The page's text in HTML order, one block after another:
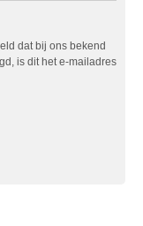
dat bij ons bekend
is dit het e-mailadres